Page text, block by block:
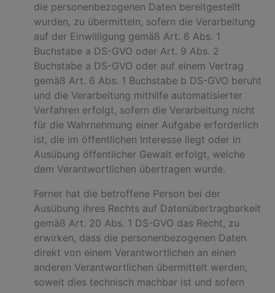
die personenbezogenen Daten bereitgestellt
wurden, zu übermitteln, sofern die Verarbeitung
auf der Einwilligung gemäß Art. 6 Abs. 1
Buchstabe a DS-GVO oder Art. 9 Abs. 2
Buchstabe a DS-GVO oder auf einem Vertrag
gemäß Art. 6 Abs. 1 Buchstabe b DS-GVO beruht
und die Verarbeitung mithilfe automatisierter
Verfahren erfolgt, sofern die Verarbeitung nicht
für die Wahrnehmung einer Aufgabe erforderlich
ist, die im öffentlichen Interesse liegt oder in
Ausübung öffentlicher Gewalt erfolgt, welche
dem Verantwortlichen übertragen wurde.
Ferner hat die betroffene Person bei der
Ausübung ihres Rechts auf Datenübertragbarkeit
gemäß Art. 20 Abs. 1 DS-GVO das Recht, zu
erwirken, dass die personenbezogenen Daten
direkt von einem Verantwortlichen an einen
anderen Verantwortlichen übermittelt werden,
soweit dies technisch machbar ist und sofern